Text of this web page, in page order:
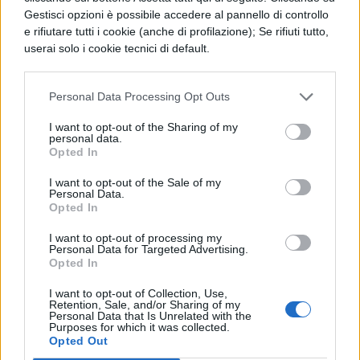
Gestisci opzioni è possibile accedere al pannello di controllo
e rifiutare tutti i cookie (anche di profilazione); Se rifiuti tutto,
userai solo i cookie tecnici di default.
Personal Data Processing Opt Outs
I want to opt-out of the Sharing of my
personal data.
Opted In
I want to opt-out of the Sale of my
Personal Data.
Opted In
I want to opt-out of processing my
Personal Data for Targeted Advertising.
Opted In
I want to opt-out of Collection, Use,
Retention, Sale, and/or Sharing of my
Personal Data that Is Unrelated with the
Purposes for which it was collected.
Opted Out
ho avuto un’esperienza davvero positiva!
I motivi sono molteplici:i manuali si sono
rivelati molto utilifin dal primo momento
in cui li ho aperti, sono ben realizzati e di
grande aiuto nello studio. Lelezioni sono
state chiare e coinvolgenti
altamente preparati ma anche simpatici, che
hanno reso l’apprendimento un’esperienza
Il materiale messo a disposizione nell’area
didattica, come le slide, le registrazioni e il
simulatore, si è dimostrato incredibilmente
utile. Leslide